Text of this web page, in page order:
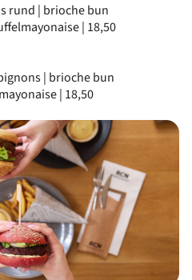
rund | brioche bun
| 18,50
| brioche bun
| 18,50